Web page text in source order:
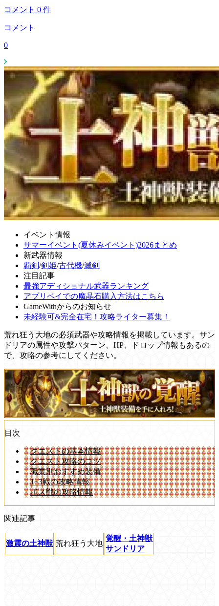
コメント 0 件
コメント
0
イベント情報
サマーイベント(夏休みイベント)2026まとめ
新武器情報
覇剣 /剣姫/古代機/滅剣
注目記事
最強アディショナル武器ランキング
アプリペイでの魔晶石購入方法はこちら
GameWithからのお知らせ
未経験可&完全在宅！攻略ライター募集！
荒れ狂う大地の必須武器や攻略情報を掲載しています。サン
ドリアの属性や攻撃パターン、HP、ドロップ情報もあるの
で、攻略の参考にしてください。
目次
クエストの基本情報
クエスト攻略のコツ
職業別おすすめ装備
1~3戦の攻略情報
ボス戦の攻略情報
関連記事
激震の土神獣 荒れ狂う大地
覚醒・土神獣
サンドリア